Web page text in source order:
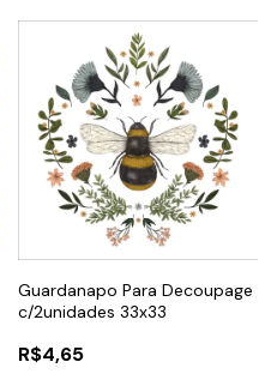
Guardanapo Para Decoupage
c/2unidades 33x33
R$4,65